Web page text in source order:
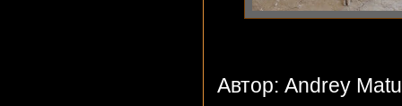
Автор: Andrey